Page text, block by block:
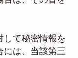
して秘密情報を
には、当該第三